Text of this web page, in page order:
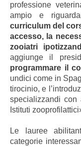
professione
ampio e
curriculum del
accesso, la
zooiatri
aggiunge il
programmare il
undici come in
tirocinio, e
specializzandi
Istituti
Le lauree
categorie